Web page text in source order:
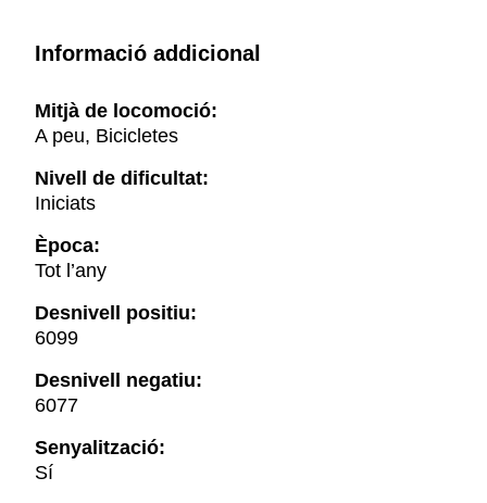
Informació addicional
Mitjà de locomoció:
A peu, Bicicletes
Nivell de dificultat:
Iniciats
Època:
Tot l’any
Desnivell positiu:
6099
Desnivell negatiu:
6077
Senyalització:
Sí